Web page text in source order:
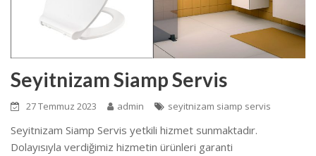
Seyitnizam Siamp Servis
27 Temmuz 2023 admin seyitnizam siamp servis
Seyitnizam Siamp Servis yetkili hizmet sunmaktadır.
Dolayısıyla verdiğimiz hizmetin ürünleri garanti